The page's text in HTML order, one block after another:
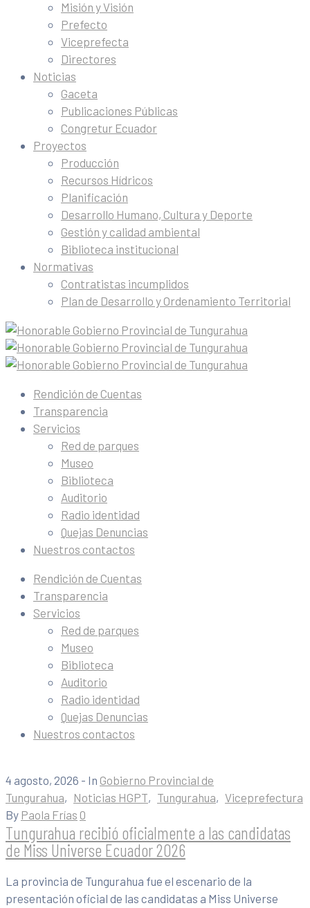
Misión y Visión
Prefecto
Viceprefecta
Directores
Noticias
Gaceta
Publicaciones Públicas
Congretur Ecuador
Proyectos
Producción
Recursos Hídricos
Planificación
Desarrollo Humano, Cultura y Deporte
Gestión y calidad ambiental
Biblioteca institucional
Normativas
Contratistas incumplidos
Plan de Desarrollo y Ordenamiento Territorial
Rendición de Cuentas
Transparencia
Servicios
Red de parques
Museo
Biblioteca
Auditorio
Radio identidad
Quejas Denuncias
Nuestros contactos
Rendición de Cuentas
Transparencia
Servicios
Red de parques
Museo
Biblioteca
Auditorio
Radio identidad
Quejas Denuncias
Nuestros contactos
4 agosto, 2026 - In Gobierno Provincial de
Tungurahua‚ Noticias HGPT‚ Tungurahua‚ Viceprefectura
By Paola Frías 0
Tungurahua recibió oficialmente a las candidatas
de Miss Universe Ecuador 2026
La provincia de Tungurahua fue el escenario de la
presentación oficial de las candidatas a Miss Universe